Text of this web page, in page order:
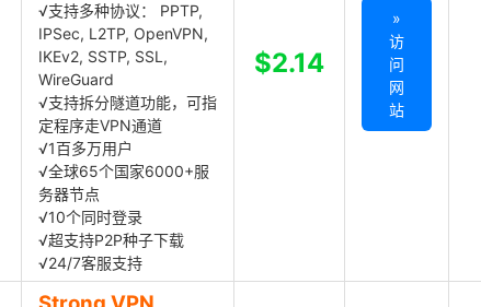
√支持多种协议： PPTP,
IPSec, L2TP, OpenVPN,
IKEv2, SSTP, SSL,
WireGuard
√支持拆分隧道功能，可指
定程序走VPN通道
√1百多万用户
√全球65个国家6000+服
务器节点
√10个同时登录
√超支持P2P种子下载
√24/7客服支持
$2.14
»
访
问
网
站